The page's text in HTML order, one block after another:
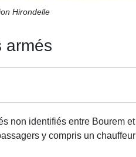
Hirondelle
armés
non identifiés entre Bourem
y compris un